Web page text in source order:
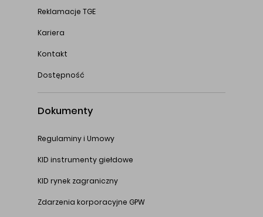
Reklamacje TGE
Kariera
Kontakt
Dostępność
Dokumenty
Regulaminy i Umowy
KID instrumenty giełdowe
KID rynek zagraniczny
Zdarzenia korporacyjne GPW